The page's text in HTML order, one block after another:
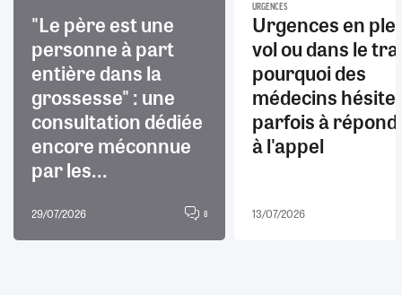
"Le père est une
personne à part
entière dans la
grossesse" : une
consultation dédiée
encore méconnue
par les...
29/07/2026 8
URGENCES
Urgences en
vol ou dans le
pourquoi des
médecins
parfois à
à l'appel
13/07/2026